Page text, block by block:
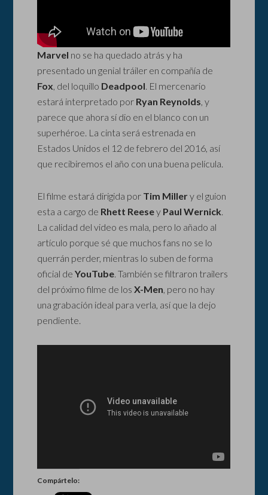
Marvel no se ha quedado atrás y ha
presentado un genial tráiler en compañía de
Fox , del loquillo Deadpool . El mercenario
estará interpretado por Ryan Reynolds , y
parece que ahora sí dio en el blanco con un
superhéroe. La cinta será estrenada en
Estados Unidos el 12 de febrero del 2016, así
que recibiremos el año con una buena película.
El filme estará dirigida por Tim Millery el guion
esta a cargo de Rhett Reesey Paul Wernick
La calidad del video es mala, pero lo añado al
artículo porque sé que muchos fans no se lo
querrán perder, mientras lo suben de forma
oficial deYouTube . También se filtraron trailers
del próximo filme de losX-Men , pero no hay
una grabación ideal para verla, así que la dejo
pendiente.
Compártelo: